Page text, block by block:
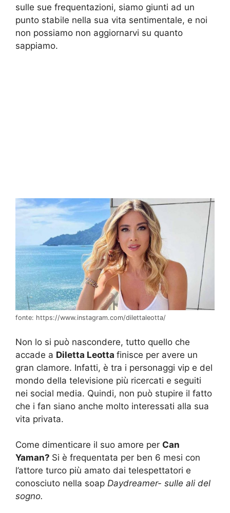
sulle sue frequentazioni, siamo giunti ad un
punto stabile nella sua vita sentimentale, e noi
non possiamo non aggiornarvi su quanto
sappiamo.
fonte: https://www.instagram.com/dilettaleotta/
Non lo si può nascondere, tutto quello che
accade a Diletta Leotta finisce per avere un
gran clamore. Infatti, è tra i personaggi vip e del
mondo della televisione più ricercati e seguiti
nei social media. Quindi, non può stupire il fatto
che i fan siano anche molto interessati alla sua
vita privata.
Come dimenticare il suo amore per Can
Yaman? Si è frequentata per ben 6 mesi con
l’attore turco più amato dai telespettatori e
conosciuto nella soap Daydreamer- sulle ali del
sogno.